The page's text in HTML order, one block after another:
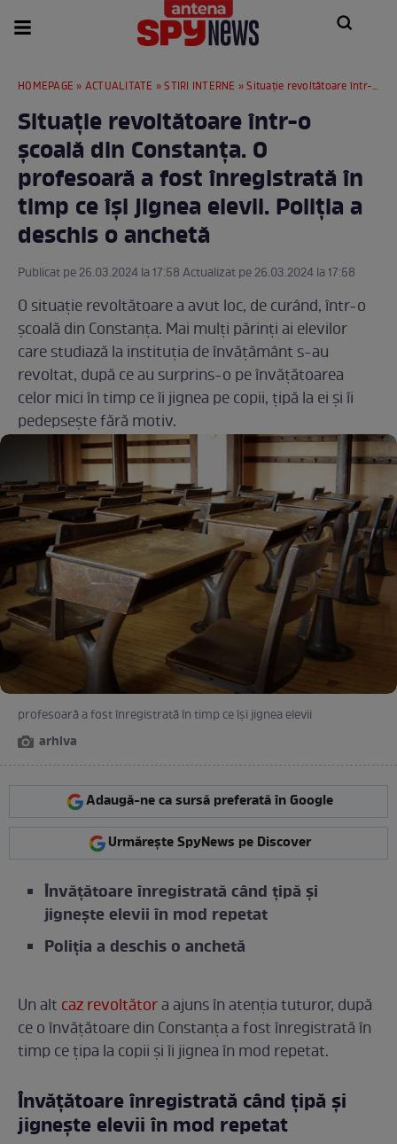
HOMEPAGE » ACTUALITATE »STIRI INTERNE » Situaţie revoltătoare într-o şcoală din Constanţa. O profesoară a fost înregistrată în timp ce își jignea elevii. Poliţia a deschis o anchetă
Situaţie revoltătoare într-o
şcoală din Constanţa. O
profesoară a fost înregistrată în
timp ce își jignea elevii. Poliţia a
deschis o anchetă
Publicat pe 26.03.2024 la 17:58 Actualizat pe 26.03.2024 la 17:58
O situaţie revoltătoare a avut loc, de curând, într-o
şcoală din Constanţa. Mai mulți părinţi ai elevilor
care studiază la instituția de învățământ s-au
revoltat, după ce au surprins-o pe învăţătoarea
celor mici în timp ce îi jignea pe copii, ţipă la ei şi îi
pedepseşte fără motiv.
profesoară a fost înregistrată în timp ce își jignea elevii
arhiva
Adaugă-ne ca sursă preferată în Google
Urmărește SpyNews pe Discover
Învăţătoare înregistrată când ţipă şi
jigneşte elevii în mod repetat
Poliţia a deschis o anchetă
Un alt caz revoltătora ajuns în atenția tuturor, după
ce o învățătoare din Constanța a fost înregistrată în
timp ce țipa la copii și îi jignea în mod repetat.
Învăţătoare înregistrată când ţipă şi
jigneşte elevii în mod repetat